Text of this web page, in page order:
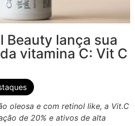
Beauty lança sua
vitamina C: Vit C
oleosa e com retinol like, a Vit.C
de 20% e ativos de alta